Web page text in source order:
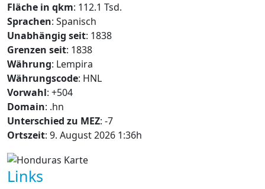
Fläche in qkm: 112.1 Tsd.
Sprachen: Spanisch
Unabhängig seit: 1838
Grenzen seit: 1838
Währung: Lempira
Währungscode: HNL
Vorwahl: +504
Domain: .hn
Unterschied zu MEZ: -7
Ortszeit: 9. August 2026 1:36h
Links